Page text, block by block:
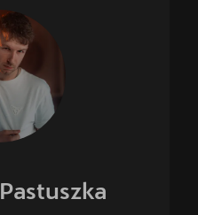
Pastuszka